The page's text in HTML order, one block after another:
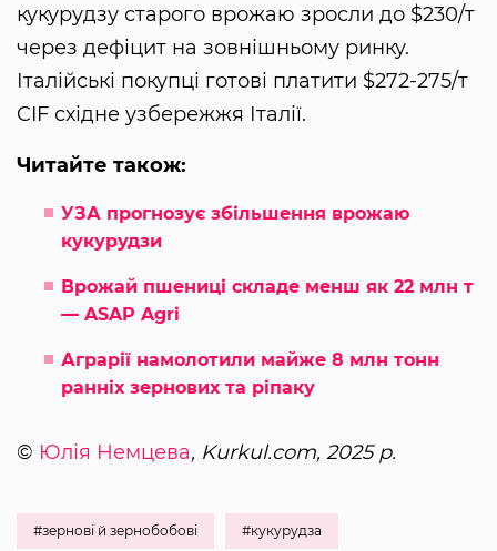
кукурудзу старого врожаю зросли до $230/т
через дефіцит на зовнішньому ринку.
Італійські покупці готові платити $272-275/т
CIF східне узбережжя Італії.
Читайте також:
УЗА прогнозує збільшення врожаю
кукурудзи
Врожай пшениці складе менш як 22 млн т
— ASAP Agri
Аграрії намолотили майже 8 млн тонн
ранніх зернових та ріпаку
© Юлія Немцева, Kurkul.com, 2025 р.
#зернові й зернобобові #кукурудза